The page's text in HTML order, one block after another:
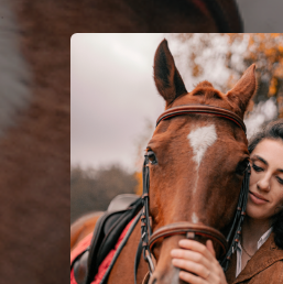
You're all set!